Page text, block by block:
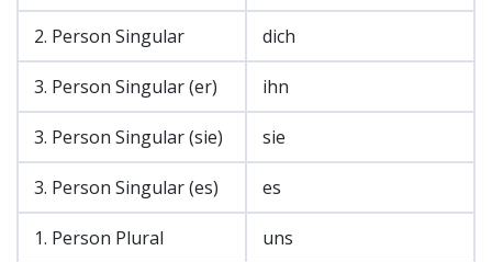
2. Person Singular dich
3. Person Singular (er) ihn
3. Person Singular (sie) sie
3. Person Singular (es) es
1. Person Plural uns